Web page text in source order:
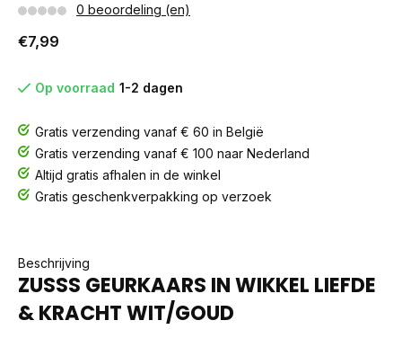
0 beoordeling (en)
€7,99
Op voorraad 1-2 dagen
Gratis verzending vanaf € 60 in België
Gratis verzending vanaf € 100 naar Nederland
Altijd gratis afhalen in de winkel
Gratis geschenkverpakking op verzoek
Beschrijving
ZUSSS GEURKAARS IN WIKKEL LIEFDE
& KRACHT WIT/GOUD